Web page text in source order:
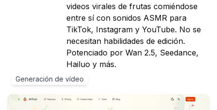
videos virales de frutas comiéndose
entre sí con sonidos ASMR para
TikTok, Instagram y YouTube. No se
necesitan habilidades de edición.
Potenciado por Wan 2.5, Seedance,
Hailuo y más.
Generación de vídeo